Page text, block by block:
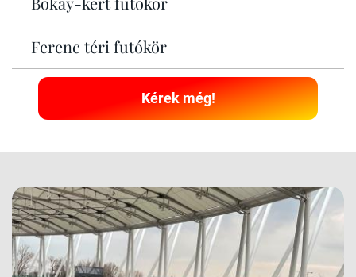
Ferenc téri futókör
Kérek még!